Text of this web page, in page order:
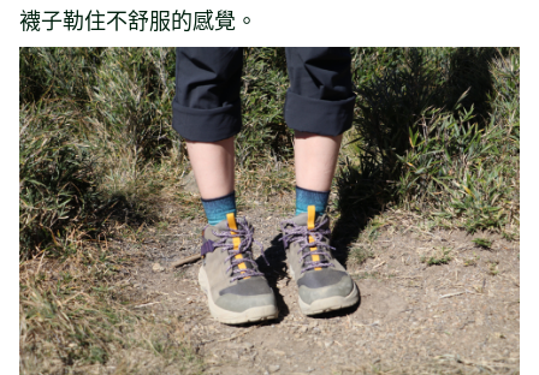
襪子勒住不舒服的感覺。